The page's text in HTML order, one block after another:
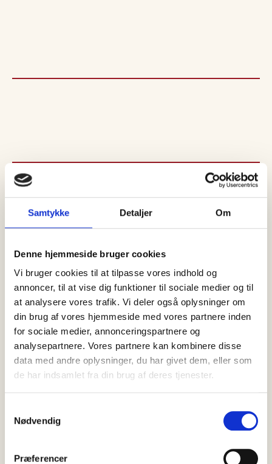
Samtykke Detaljer Om
Denne hjemmeside bruger cookies
Vi bruger cookies til at tilpasse vores indhold og
annoncer, til at vise dig funktioner til sociale medier og til
at analysere vores trafik. Vi deler også oplysninger om
din brug af vores hjemmeside med vores partnere inden
for sociale medier, annonceringspartnere og
analysepartnere. Vores partnere kan kombinere disse
data med andre oplysninger, du har givet dem, eller som
de har indsamlet fra din brug af deres tjenester.
Nødvendig
Præferencer
SENESTENYT
08 august, 2026
Sjælden brugde fundet død ved
Ålbæk – skal undersøges af